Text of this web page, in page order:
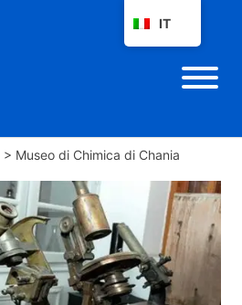
> Museo di Chimica di Chania
IT